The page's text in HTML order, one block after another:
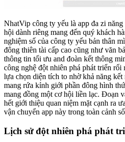
NhatVip công ty yếu là app đa zi
hội dành riêng mang đến quý khách
nghiệm số của công ty yếu bản thân
đông thiên tài cấp cao cũng như văn
thông tin tối ưu and đoàn kết thông
công nghệ đột nhiên phá phát triển
lựa chọn diện tích to nhờ khả năng
mang rứa kỉnh giới phần đông hình
mang đồng một cơ hội liền lạc. Đoạn
hết giới thiệu quan niệm mặt cạnh ra
vận chuyển app này trong toàn cảnh
Lịch sử đột nhiên phá phát